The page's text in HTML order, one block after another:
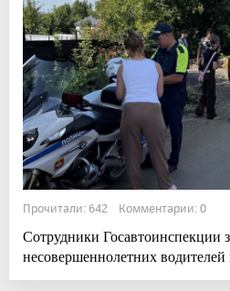
Прочитали: 642 Комментарии: 0
Сотрудники Госавтоинспекции
несовершеннолетних водителей